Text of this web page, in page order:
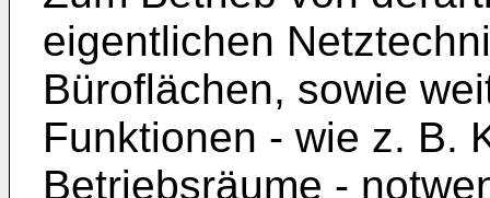
eigentlichen
Büroflächen, sowie
Funktionen - wie z. B.
Betriebsräume -